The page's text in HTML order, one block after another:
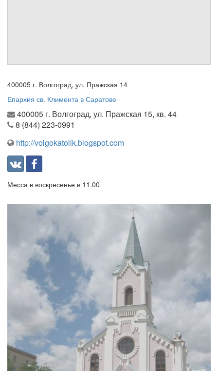
400005 г. Волгоград, ул. Пражская 14
Епархия св. Климента в Саратове
400005 г. Волгоград, ул. Пражская 15, кв. 44
8 (844) 223-0991
http://volgokatolik.blogspot.com
Месса в воскресенье в 11.00